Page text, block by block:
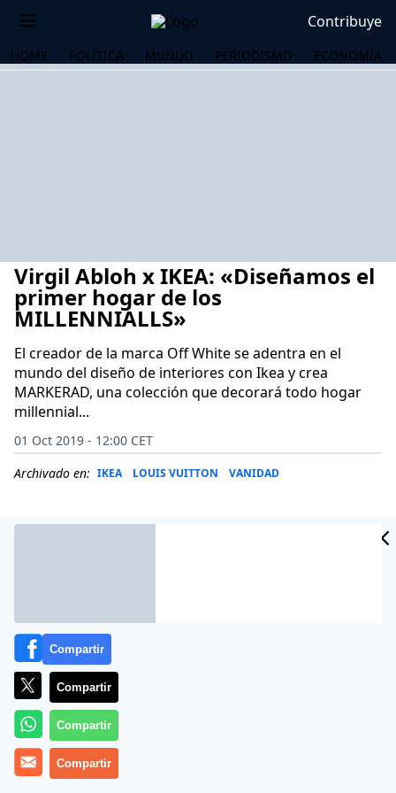
Contribuye
HOME POLÍTICA MUNDO PERIODISMO ECONOMÍA
Virgil Abloh x IKEA: «Diseñamos el
primer hogar de los
MILLENNIALLS»
El creador de la marca Off White se adentra en el
mundo del diseño de interiores con Ikea y crea
MARKERAD, una colección que decorará todo hogar
millennial...
01 Oct 2019 - 12:00 CET
Archivado en: IKEA LOUIS VUITTON VANIDAD
El creador de la marca Off White y diseñador artístico
de las colecciones masculinas de Louis Vuitton, se ha
Compartir
Compartir
Compartir
Compartir